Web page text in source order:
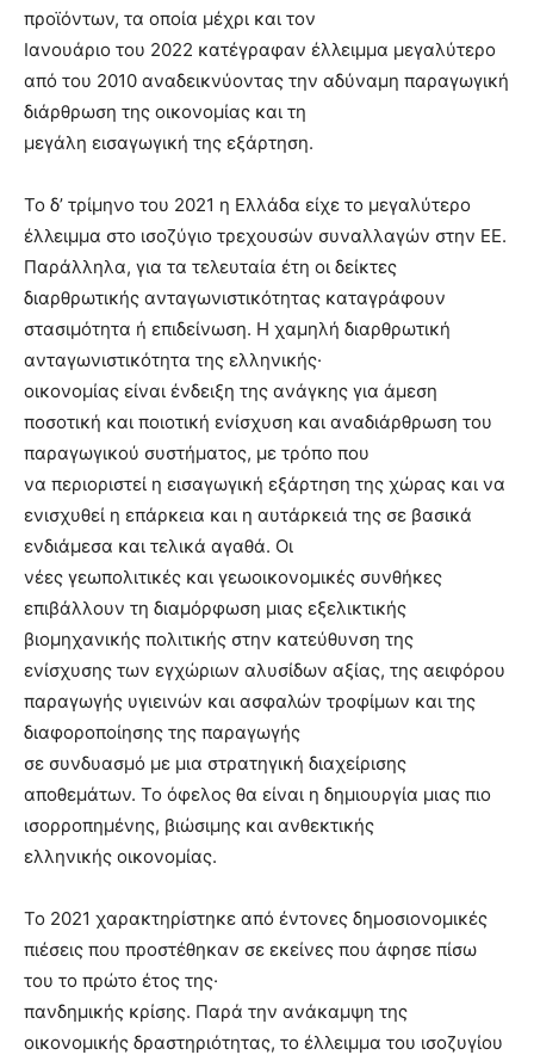
προϊόντων, τα οποία μέχρι και τον
Ιανουάριο του 2022 κατέγραφαν έλλειμμα μεγαλύτερο
από του 2010 αναδεικνύοντας την αδύναμη παραγωγική
διάρθρωση της οικονομίας και τη
μεγάλη εισαγωγική της εξάρτηση.
Το δ’ τρίμηνο του 2021 η Ελλάδα είχε το μεγαλύτερο
έλλειμμα στο ισοζύγιο τρεχουσών συναλλαγών στην ΕΕ.
Παράλληλα, για τα τελευταία έτη οι δείκτες
διαρθρωτικής ανταγωνιστικότητας καταγράφουν
στασιμότητα ή επιδείνωση. Η χαμηλή διαρθρωτική
ανταγωνιστικότητα της ελληνικής·
οικονομίας είναι ένδειξη της ανάγκης για άμεση
ποσοτική και ποιοτική ενίσχυση και αναδιάρθρωση του
παραγωγικού συστήματος, με τρόπο που
να περιοριστεί η εισαγωγική εξάρτηση της χώρας και να
ενισχυθεί η επάρκεια και η αυτάρκειά της σε βασικά
ενδιάμεσα και τελικά αγαθά. Οι
νέες γεωπολιτικές και γεωοικονομικές συνθήκες
επιβάλλουν τη διαμόρφωση μιας εξελικτικής
βιομηχανικής πολιτικής στην κατεύθυνση της
ενίσχυσης των εγχώριων αλυσίδων αξίας, της αειφόρου
παραγωγής υγιεινών και ασφαλών τροφίμων και της
διαφοροποίησης της παραγωγής
σε συνδυασμό με μια στρατηγική διαχείρισης
αποθεμάτων. Το όφελος θα είναι η δημιουργία μιας πιο
ισορροπημένης, βιώσιμης και ανθεκτικής
ελληνικής οικονομίας.
Το 2021 χαρακτηρίστηκε από έντονες δημοσιονομικές
πιέσεις που προστέθηκαν σε εκείνες που άφησε πίσω
του το πρώτο έτος της·
πανδημικής κρίσης. Παρά την ανάκαμψη της
οικονομικής δραστηριότητας, το έλλειμμα του ισοζυγίου